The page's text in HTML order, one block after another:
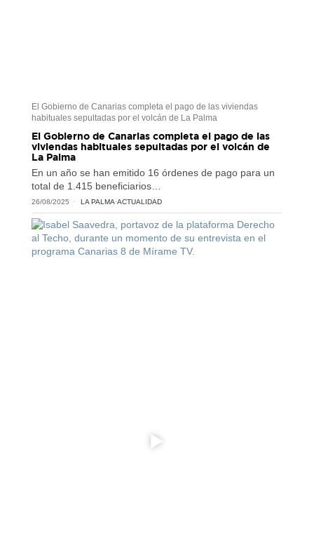
El Gobierno de Canarias completa el pago de las viviendas
habituales sepultadas por el volcán de La Palma
El Gobierno de Canarias completa el pago de las
viviendas habituales sepultadas por el volcán de
La Palma
En un año se han emitido 16 órdenes de pago para un
total de 1.415 beneficiarios…
26/08/2025 LA PALMA·ACTUALIDAD